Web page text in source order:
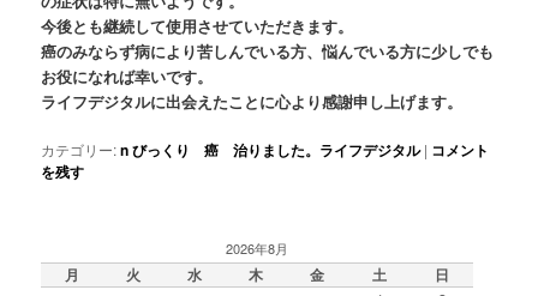
今後とも継続して使用させていただきます。
癌のみならず病により苦しんでいる方、悩んでいる方に少しでも
お役になれば幸いです。
ライフデジタルに出会えたことに心より感謝申し上げます。
カテゴリー:n びっくり 癌 治りました。ライフデジタル | コメント
を残す
2026年8月
月 火 水 木 金 土 日